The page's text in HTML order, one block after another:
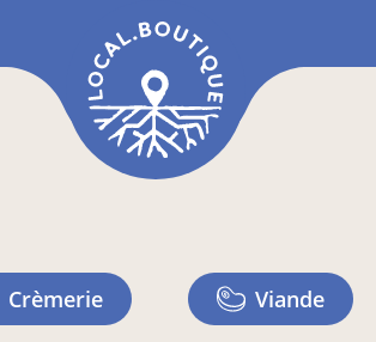
crèmerie viande